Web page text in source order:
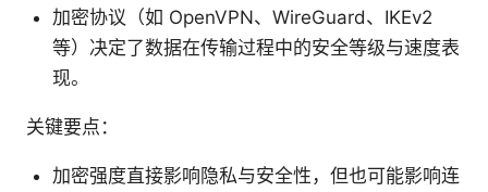
加密协议（如 OpenVPN、WireGuard、IKEv2
等）决定了数据在传输过程中的安全等级与速度表
现。
关键要点：
加密强度直接影响隐私与安全性，但也可能影响连